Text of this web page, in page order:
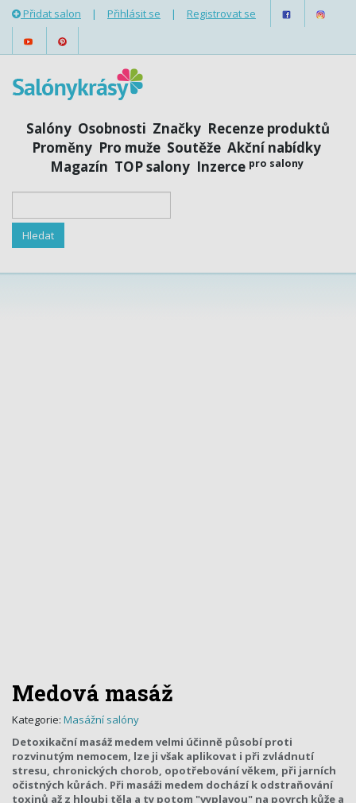
Přidat salon | Přihlásit se | Registrovat se
Salóny Osobnosti Značky Recenze produktů
Proměny Pro muže Soutěže Akční nabídky
Magazín TOP salony Inzerce pro salony
Medová masáž
Kategorie: Masážní salóny
Detoxikační masáž medem velmi účinně působí proti
rozvinutým nemocem, lze ji však aplikovat i při zvládnutí
stresu, chronických chorob, opotřebování věkem, při jarních
očistných kůrách. Při masáži medem dochází k odstraňování
toxinů až z hloubi těla a ty potom "vyplavou" na povrch kůže a